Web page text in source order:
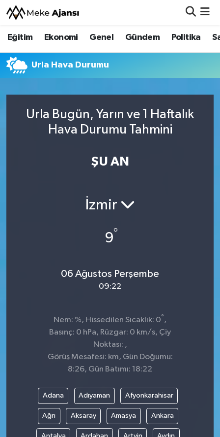
Eğitim Ekonomi Genel Gündem Politika
Urla Hava Durumu
Urla Bugün, Yarın ve 1 Haftalık
Hava Durumu Tahmini
ŞU AN
İzmir
9°
06 Ağustos Perşembe
09:22
Nem: %, Hissedilen Sıcaklık: 0° ,
Basınç: 0 hPa, Rüzgar: 0 km/s, Çiy
Noktası: ,
Görüş Mesafesi: km, Gün Doğumu:
8:26, Gün Batımı: 18:22
Adana Adıyaman Afyonkarahisar
Ağrı Aksaray Amasya Ankara
Eğitim
Ekonomi
Gündem
Nöbetçi Eczaneler
Hava Durumu
Trafik Durumu